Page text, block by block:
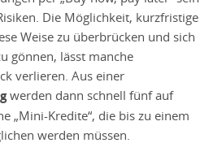
Die Möglichkeit, kurzfristige
Weise zu überbrücken und sich
gönnen, lässt manche
verlieren. Aus einer
werden dann schnell fünf auf
„Mini-Kredite“, die bis zu einem
werden müssen.